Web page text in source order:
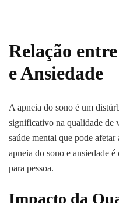
Relação
e Ansiedade
A apneia do sono é um
significativo na qualidade de
saúde mental que pode
apneia do sono e ansiedade
para pessoa.
Impacto da